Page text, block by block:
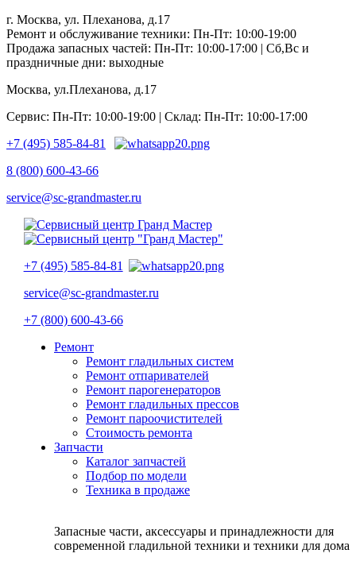
г. Москва, ул. Плеханова, д.17
Ремонт и обслуживание техники: Пн-Пт: 10:00-19:00
Продажа запасных частей: Пн-Пт: 10:00-17:00 | Сб,Вс и
праздничные дни: выходные
Москва, ул.Плеханова, д.17
Сервис: Пн-Пт: 10:00-19:00 | Склад: Пн-Пт: 10:00-17:00
+7 (495) 585-84-81
8 (800) 600-43-66
service@sc-grandmaster.ru
+7 (495) 585-84-81
service@sc-grandmaster.ru
+7 (800) 600-43-66
Ремонт
Ремонт гладильных систем
Ремонт отпаривателей
Ремонт парогенераторов
Ремонт гладильных прессов
Ремонт пароочистителей
Стоимость ремонта
Запчасти
Каталог запчастей
Подбор по модели
Техника в продаже
Запасные части, аксессуары и принадлежности для
современной гладильной техники и техники для дома